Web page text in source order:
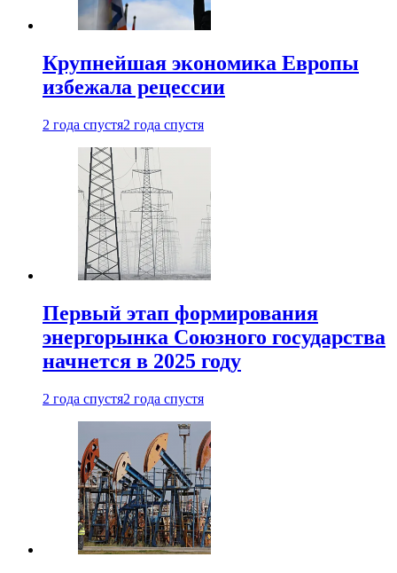
Крупнейшая экономика Европы
избежала рецессии
2 года спустя2 года спустя
Первый этап формирования
энергорынка Союзного государства
начнется в 2025 году
2 года спустя2 года спустя